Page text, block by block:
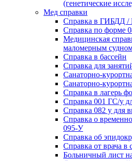
(генетические
Мед справки
Справка в ГИБДД
Справка по форме
Медицинская
маломерным
Справка в бассейн
Справка для
Санаторно-
Санаторно-
Справка в лагерь
Справка 001 ГС/у
Справка 082 у для
Справка о
095-У
Справка об
Справка от врача в
Больничный лист